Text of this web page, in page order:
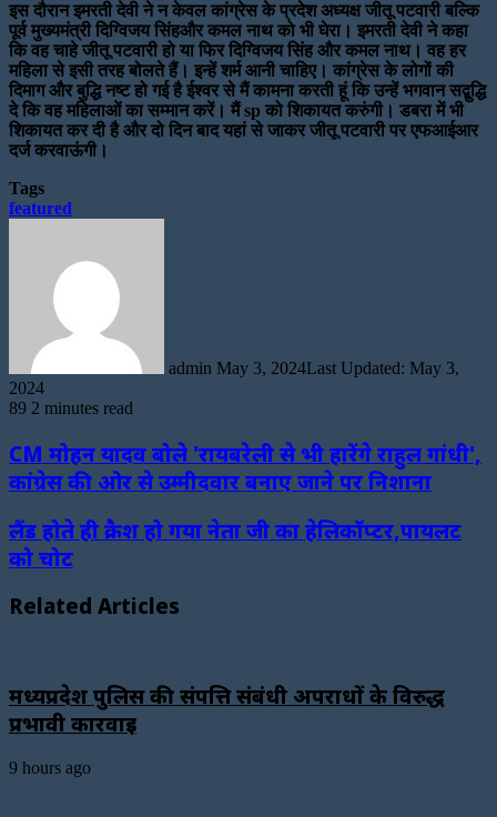
इस दौरान इमरती देवी ने न केवल कांग्रेस के प्रदेश अध्यक्ष जीतू पटवारी बल्कि
पूर्व मुख्यमंत्री दिग्विजय सिंहऔर कमल नाथ को भी घेरा। इमरती देवी ने कहा
कि वह चाहे जीतू पटवारी हो या फिर दिग्विजय सिंह और कमल नाथ। वह हर
महिला से इसी तरह बोलते हैं। इन्हें शर्म आनी चाहिए। कांग्रेस के लोगों की
दिमाग और बुद्धि नष्ट हो गई है ईश्वर से मैं कामना करती हूं कि उन्हें भगवान सद्बुद्धि
दे कि वह महिलाओं का सम्मान करें। मैं sp को शिकायत करुंगी। डबरा में भी
शिकायत कर दी है और दो दिन बाद यहां से जाकर जीतू पटवारी पर एफआईआर
दर्ज करवाऊंगी।
Tags
featured
admin May 3, 2024Last Updated: May 3,
2024
89 2 minutes read
CM मोहन यादव बोले 'रायबरेली से भी हारेंगे राहुल गांधी',
कांग्रेस की ओर से उम्मीदवार बनाए जाने पर निशाना
लैंड होते ही क्रैश हो गया नेता जी का हेलिकॉप्टर,पायलट
को चोट
Related Articles
मध्यप्रदेश पुलिस की संपत्ति संबंधी अपराधों के विरुद्ध
प्रभावी कार्रवाई
9 hours ago